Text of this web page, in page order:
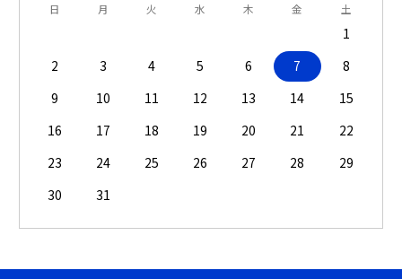
日 月 火 水 木 金 土
1
2
3 4 5 6 7
8
9
10 11 12 13 14
15
16
17 18 19 20 21
22
23
24 25 26 27 28
29
30
31